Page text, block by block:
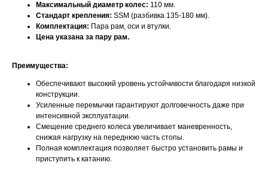
Максимальный диаметр колес: 110 мм.
Стандарт крепления: SSM (разбивка 135-180 мм).
Комплектация: Пара рам, оси и втулки.
Цена указана за пару рам.
Преимущества:
Обеспечивают высокий уровень устойчивости благодаря низкой
конструкции.
Усиленные перемычки гарантируют долговечность даже при
интенсивной эксплуатации.
Смещение среднего колеса увеличивает маневренность,
снижая нагрузку на переднюю часть стопы.
Полная комплектация позволяет быстро установить рамы и
приступить к катанию.